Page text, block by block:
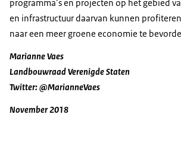
programma’s en projecten op het gebied
en infrastructuur daarvan kunnen
naar een meer groene economie te
Marianne Vaes
Landbouwraad Verenigde Staten
Twitter: @MarianneVaes
November 2018